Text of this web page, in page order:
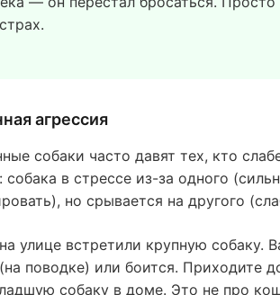
агрессия
собаки часто давят тех, кто
собака в стрессе из-за одного
но срывается на другого
улице встретили крупную собаку.
поводке) или боится. Приходите
собаку в доме. Это не про